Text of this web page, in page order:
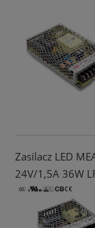
Zasilacz LED
24V/1,5A 36W